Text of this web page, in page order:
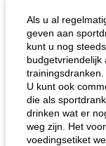
Als u al
geven aan
kunt u nog
trainingsdranken.
U kunt ook
die als
drinken wat er
weg zijn. Het
voedingsetiket